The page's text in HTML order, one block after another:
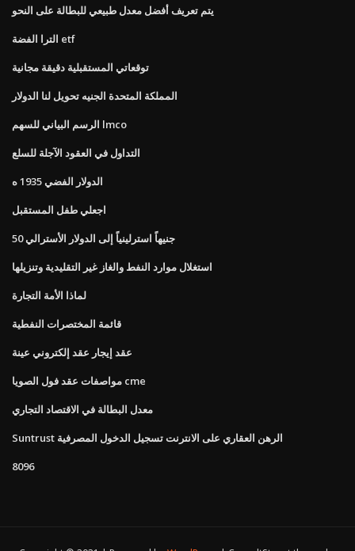
يتم تعريف أفضل معدل طبيعي للبطالة على النحو
الترا الفضة etf
توقعاتي المستقبلية دقيقة مجانية
المملكة المتحدة الجنيه تحويل لنا الدولار
الرسم البياني للسهم lmco
التداول في العقود الآجلة للسلع
الدولار الفضي 1935 ه
اجعلي طفل المستقبل
50 جنيهاً استرلينياً إلى الدولار الأسترالي
استغلال موارد النفط والغاز غير التقليدية وتنزيلها
لماذا الأمة التجارة
قائمة المختصرات النفطية
عقد إيجار عقد إلكتروني عينة
مواصفات عقد فول الصويا cme
معدل البطالة في الاقتصاد التجاري
Suntrust الرهن العقاري على الانترنت تسجيل الدخول المصرفية
8096